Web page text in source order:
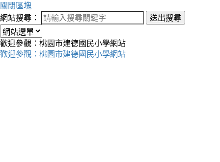
關閉區塊
網站搜尋：
送出搜尋
歡迎參觀：桃園市建德國民小學網站
歡迎參觀：桃園市建德國民小學網站